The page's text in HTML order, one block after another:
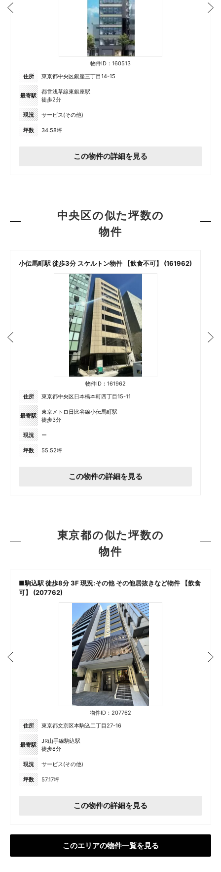
物件ID：160513
住所
東京都中央区銀座三丁目14-15
最寄駅
都営浅草線東銀座駅
徒歩2分
現況 サービス(その他)
坪数 34.58坪
この物件の詳細を見る
中央区の似た坪数の
物件
小伝馬町駅 徒歩3分 スケルトン物件 【飲食不可】 (161962)
物件ID：161962
住所
東京都中央区日本橋本町四丁目15-11
最寄駅
東京メトロ日比谷線小伝馬町駅
徒歩3分
現況 ー
坪数 55.52坪
この物件の詳細を見る
東京都の似た坪数の
物件
■駒込駅 徒歩8分 3F 現況:その他 その他居抜きなど物件 【飲食
可】 (207762)
物件ID：207762
住所
東京都文京区本駒込二丁目27-16
最寄駅
JR山手線駒込駅
徒歩8分
現況 サービス(その他)
坪数 57.17坪
この物件の詳細を見る
このエリアの物件一覧を見る